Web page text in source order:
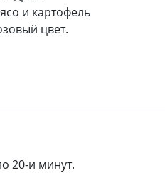
и картофель
цвет.
20-и минут.